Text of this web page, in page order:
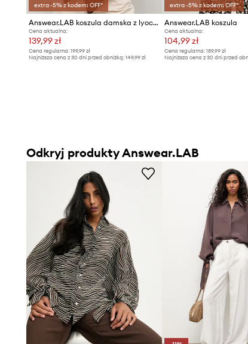
extra -5% z kodem: OFF*
Answear.LAB koszula damska z lyocellem
Cena aktualna:
139,99 zł
Cena regularna: 199,99 zł
Najniższa cena z 30 dni przed obniżką: 149,99 zł
extra -5% z kodem: OFF*
Answear.LAB koszula
Cena aktualna:
104,99 zł
Cena regularna:189,99 zł
Najniższa cena z 30 dni przed
Odkryj produkty Answear.LAB